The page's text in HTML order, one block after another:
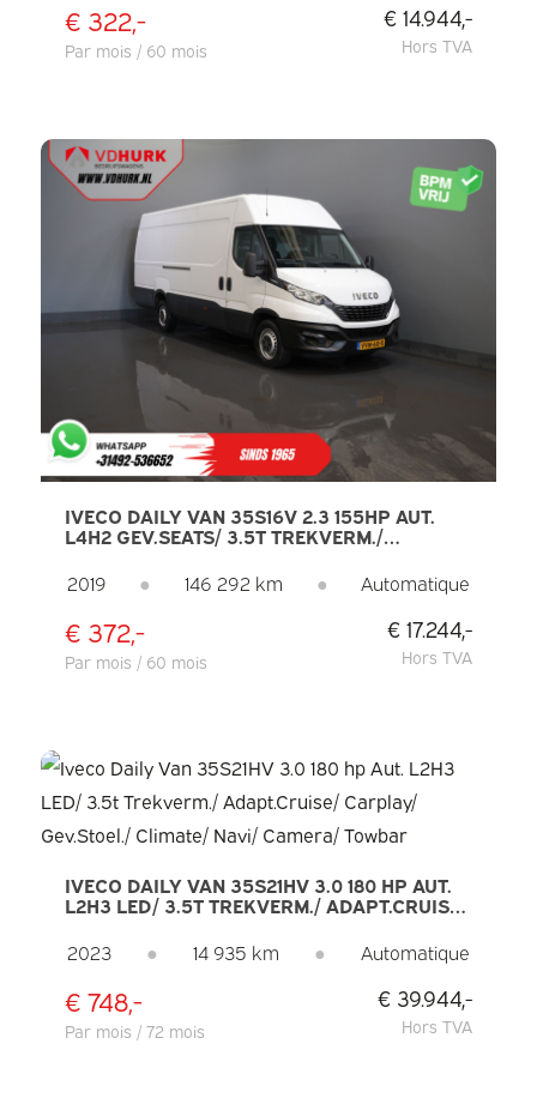
€ 322,-
Par mois / 60 mois
€ 14.944,-
Hors TVA
IVECO DAILY VAN 35S16V 2.3 155HP AUT.
L4H2 GEV.SEATS/ 3.5T TREKVERM./
CLIMATE/ CRUISE
2019 ● 146 292 km ● Automatique
€ 372,-
Par mois / 60 mois
€ 17.244,-
Hors TVA
IVECO DAILY VAN 35S21HV 3.0 180 HP AUT.
L2H3 LED/ 3.5T TREKVERM./ ADAPT.CRUISE/
CAMERA/ TOWBAR
2023 ● 14 935 km ● Automatique
€ 748,-
Par mois / 72 mois
€ 39.944,-
Hors TVA